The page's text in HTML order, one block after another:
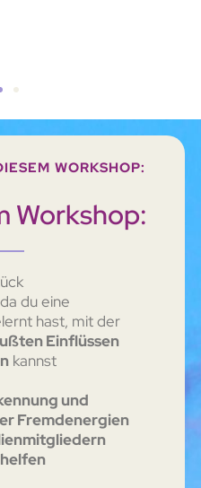
WORKSHOP:
Workshop:
du eine
hast, mit der
Einflüssen
kannst
und
Fremdenergien